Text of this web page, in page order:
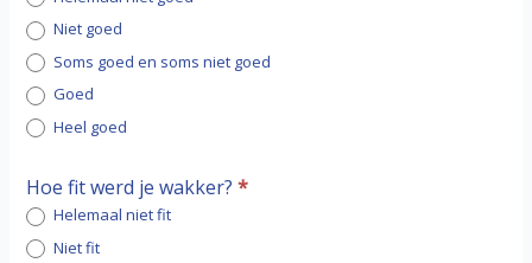
Niet goed
Soms goed en soms niet goed
Goed
Heel goed
Hoe fit werd je wakker?*
Helemaal niet fit
Niet fit